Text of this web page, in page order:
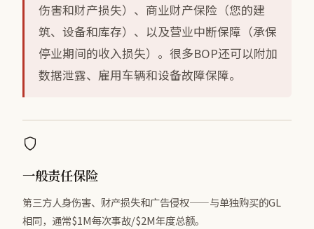
伤害和财产损失）、商业财产保险（您的建
筑、设备和库存）、以及营业中断保障（承保
停业期间的收入损失）。很多BOP还可以附加
数据泄露、雇用车辆和设备故障保障。
一般责任保险
第三方人身伤害、财产损失和广告侵权——与单独购买的GL
相同，通常$1M每次事故/$2M年度总额。